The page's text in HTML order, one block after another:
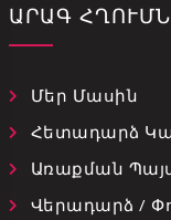
ԱՐԱԳ
Մեր Մասին
Հետադարձ
Առաքման
Վերադարձ /